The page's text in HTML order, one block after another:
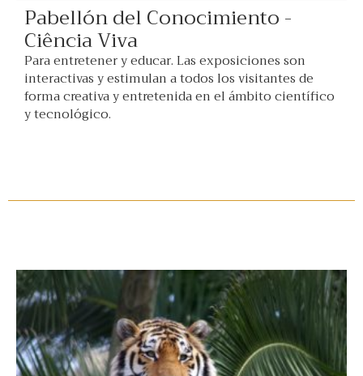
Pabellón del Conocimiento -
Ciência Viva
Para entretener y educar. Las exposiciones son
interactivas y estimulan a todos los visitantes de
forma creativa y entretenida en el ámbito científico
y tecnológico.